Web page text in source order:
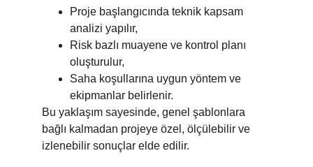
Proje başlangıcında teknik kapsam
analizi yapılır,
Risk bazlı muayene ve kontrol planı
oluşturulur,
Saha koşullarına uygun yöntem ve
ekipmanlar belirlenir.
Bu yaklaşım sayesinde, genel şablonlara
bağlı kalmadan projeye özel, ölçülebilir ve
izlenebilir sonuçlar elde edilir.